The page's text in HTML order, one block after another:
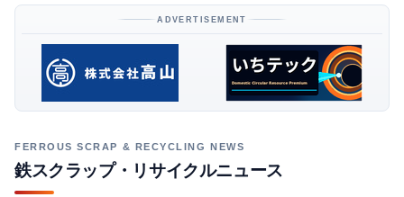
ADVERTISEMENT
鉄スクラップ・リサイクルニュース